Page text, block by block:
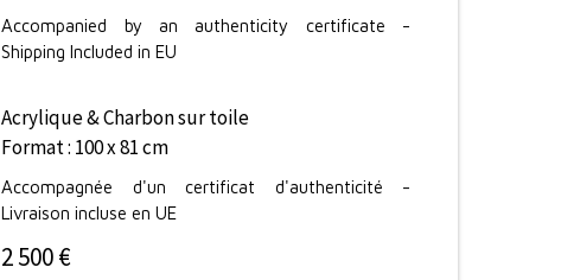
Accompanied by an authenticity certificate -
Shipping Included in EU
Acrylique & Charbon sur toile
Format : 100 x 81 cm
Accompagnée d'un certificat d'authenticité -
Livraison incluse en UE
2 500 €